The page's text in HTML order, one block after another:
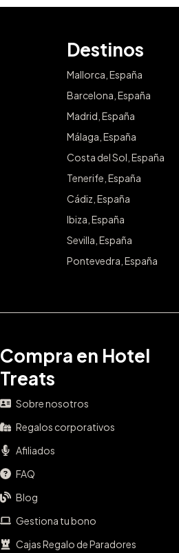
Destinos
Mallorca, España
Barcelona, España
Madrid, España
Málaga, España
Costa del Sol, España
Tenerife, España
Cádiz, España
Ibiza, España
Sevilla, España
Pontevedra, España
Compra en Hotel
Treats
Sobre nosotros
Regalos corporativos
Afiliados
FAQ
Blog
Gestiona tu bono
Cajas Regalo de Paradores